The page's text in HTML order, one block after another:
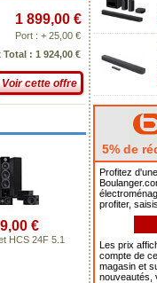
1 899,00 €
Port : + 25,00 €
Total : 1 924,00 €
Voir cette offre
€
HCS 24F 5.1
5% de
Profitez
profiter,
Les prix
compte de
magasin et
nouveautés,